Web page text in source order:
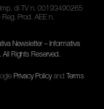
di TV n. 00193490265
Prod. AEE n.
Newsletter– Informativa
Rights Reserved.
Privacy Policyand Terms